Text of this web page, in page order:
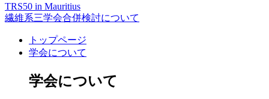
TRS50 in Mauritius
繊維系三学会合併検討について
トップページ
学会について
学会について